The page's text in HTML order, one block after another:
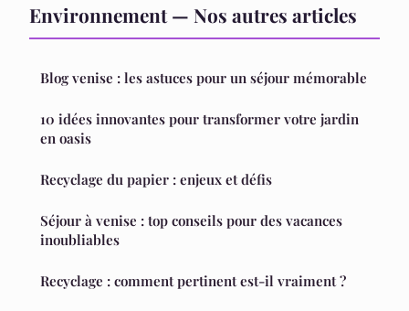
Environnement — Nos autres articles
Blog venise : les astuces pour un séjour mémorable
10 idées innovantes pour transformer votre jardin
en oasis
Recyclage du papier : enjeux et défis
Séjour à venise : top conseils pour des vacances
inoubliables
Recyclage : comment pertinent est-il vraiment ?